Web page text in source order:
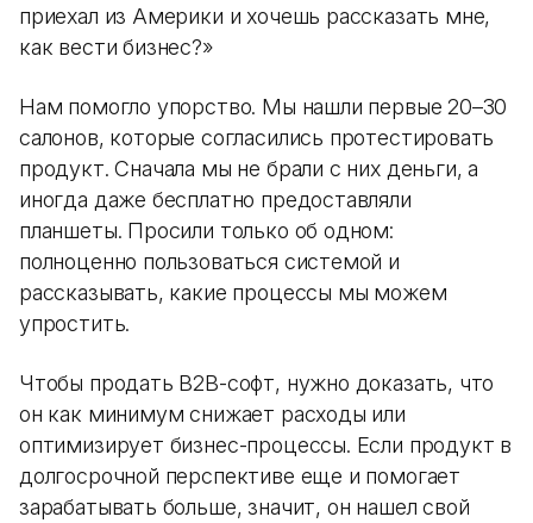
приехал из Америки и хочешь рассказать мне,
как вести бизнес?»
Нам помогло упорство. Мы нашли первые 20–30
салонов, которые согласились протестировать
продукт. Сначала мы не брали с них деньги, а
иногда даже бесплатно предоставляли
планшеты. Просили только об одном:
полноценно пользоваться системой и
рассказывать, какие процессы мы можем
упростить.
Чтобы продать B2B-софт, нужно доказать, что
он как минимум снижает расходы или
оптимизирует бизнес-процессы. Если продукт в
долгосрочной перспективе еще и помогает
зарабатывать больше, значит, он нашел свой